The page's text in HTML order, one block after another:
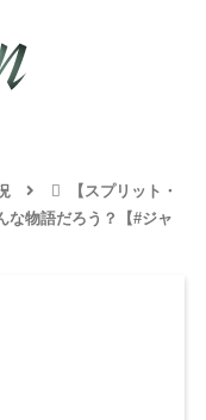
【スプリット・
な物語だろう？【#ジャ